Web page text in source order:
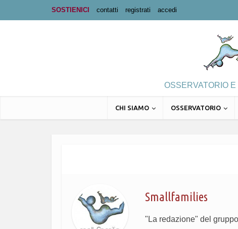
SOSTIENICI contatti registrati accedi
OSSERVATORIO
CHI SIAMO OSSERVATORIO
Smallfamilies
"La redazione" del